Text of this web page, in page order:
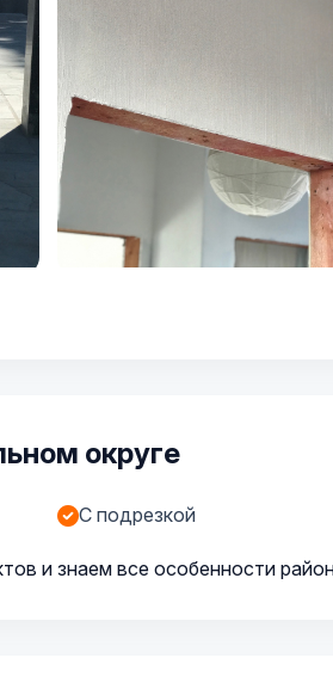
округе
С подрезкой
и знаем все особенности